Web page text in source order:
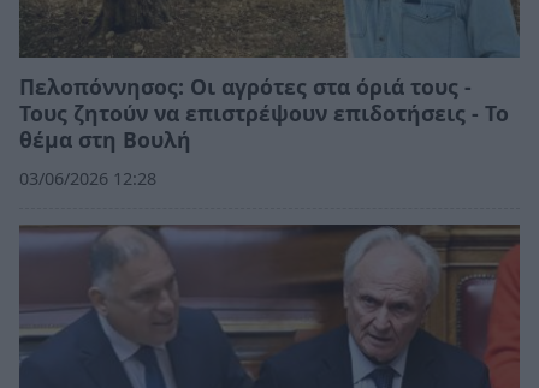
Πελοπόννησος: Οι αγρότες στα όριά τους -
Τους ζητούν να επιστρέψουν επιδοτήσεις - Το
θέμα στη Βουλή
03/06/2026 12:28